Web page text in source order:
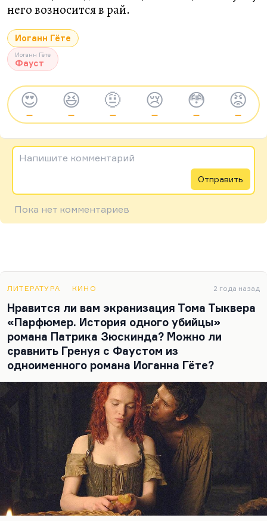
него возносится в рай.
Иоганн Гёте
Иоганн Гёте
Фауст
😍
—
😆
—
🤨
—
😢
—
😳
—
😡
—
Напишите комментарий
Отправить
Пока нет комментариев
ЛИТЕРАТУРА КИНО 2 года назад
Нравится ли вам экранизация Тома Тыквера
«Парфюмер. История одного убийцы»
романа Патрика Зюскинда? Можно ли
сравнить Гренуя с Фаустом из
одноименного романа Иоганна Гёте?